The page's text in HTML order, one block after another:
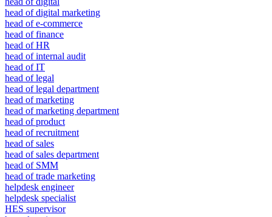
head of digital marketing
head of e-commerce
head of finance
head of HR
head of internal audit
head of IT
head of legal
head of legal department
head of marketing
head of marketing department
head of product
head of recruitment
head of sales
head of sales department
head of SMM
head of trade marketing
helpdesk engineer
helpdesk specialist
HES supervisor